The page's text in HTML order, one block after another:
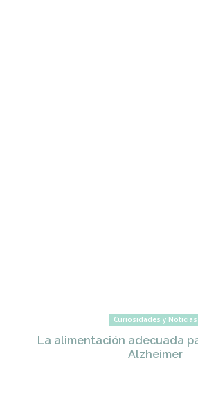
Curiosidades y Noticias
La alimentación adecuada
Alzheimer